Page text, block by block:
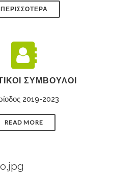
ΠΕΡΙΣΣΟΤΕΡΑ
ΣΎΜΒΟΥΛΟΙ
2019-2023
READ MORE